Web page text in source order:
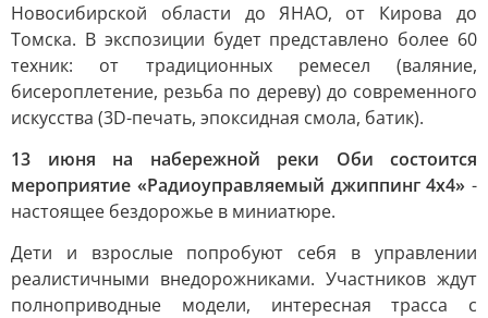
Новосибирской области до ЯНАО, от Кирова до
Томска. В экспозиции будет представлено более 60
техник: от традиционных ремесел (валяние,
бисероплетение, резьба по дереву) до современного
искусства (3D-печать, эпоксидная смола, батик).
13 июня на набережной реки Оби состоится
мероприятие «Радиоуправляемый джиппинг 4х4» -
настоящее бездорожье в миниатюре.
Дети и взрослые попробуют себя в управлении
реалистичными внедорожниками. Участников ждут
полноприводные модели, интересная трасса с